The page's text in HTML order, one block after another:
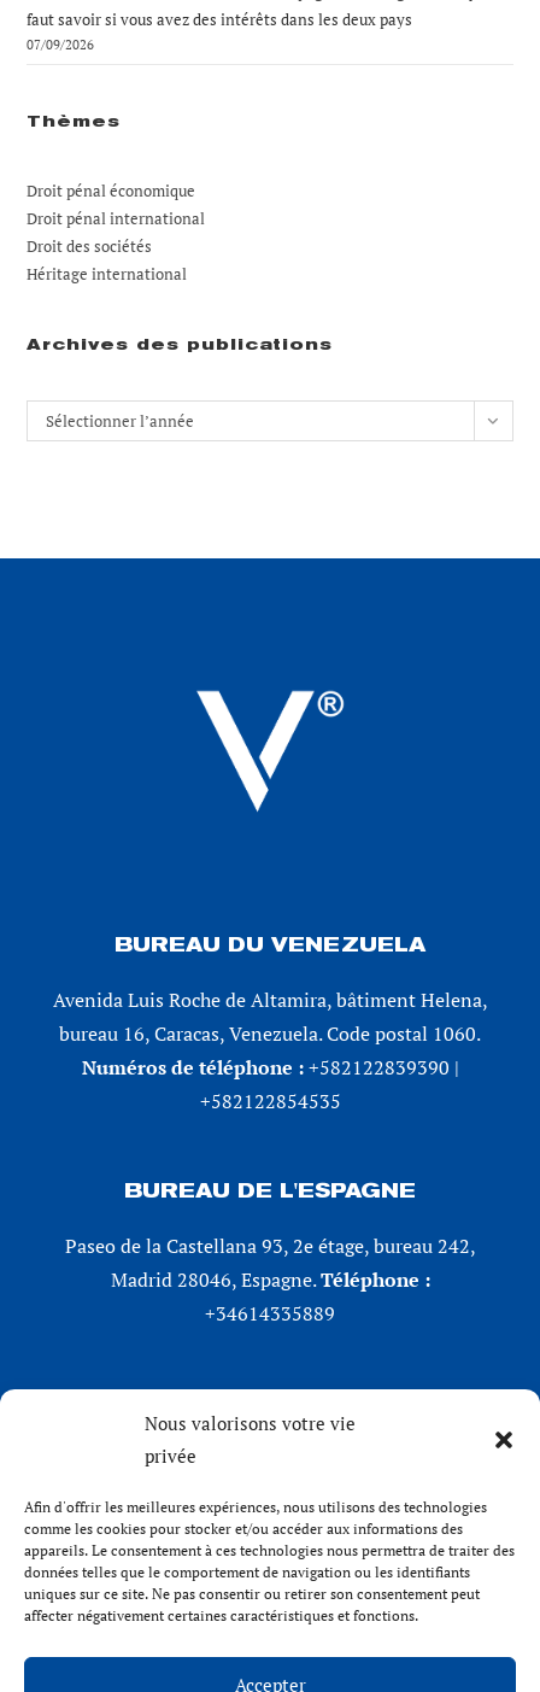
Nous valorisons votre vie
privée
Afin d'offrir les meilleures expériences, nous utilisons des technologies
comme les cookies pour stocker et/ou accéder aux informations des
appareils. Le consentement à ces technologies nous permettra de traiter des
données telles que le comportement de navigation ou les identifiants
uniques sur ce site. Ne pas consentir ou retirer son consentement peut
affecter négativement certaines caractéristiques et fonctions.
Accepter
faut savoir si vous avez des intérêts dans les deux pays
07/09/2026
Thèmes
Droit pénal économique
Droit pénal international
Droit des sociétés
Héritage international
Archives des publications
Archives
Sélectionner l’année
BUREAU DU VENEZUELA
Avenida Luis Roche de Altamira, bâtiment Helena,
bureau 16, Caracas, Venezuela. Code postal 1060.
Numéros de téléphone :+582122839390 |
+582122854535
BUREAU DE L'ESPAGNE
Paseo de la Castellana 93, 2e étage, bureau 242,
Madrid 28046, Espagne.Téléphone :
+34614335889
Instagram
Facebook